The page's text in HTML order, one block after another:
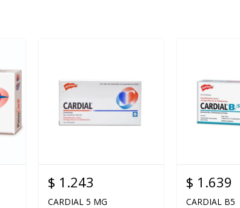
$ 1.243
CARDIAL 5 MG
$ 1.639
CARDIAL B5